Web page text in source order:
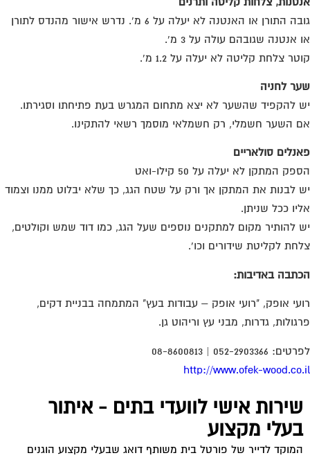
גובה התורן או האנטנה לא יעלה על 6 מ'. נדרש אישור מהנדס לתורן
אנטנה שגובהם עולה על 3 מ'.
צלחת קליטה לא יעלה על 1.2 מ'.
לחניה
להקפיד שהשער לא יצא מתחום המגרש בעת פתיחתו וסגירתו.
השער חשמלי, רק חשמלאי מוסמך רשאי להתקינו.
סולאריים
המתקן לא יעלה על 50 קילו-ואט
לבנות את המתקן אך ורק על שטח הגג, כך שלא יבלוט ממנו וצמוד
ככל שניתן.
להותיר מקום למתקנים נוספים שעל הגג, כמו דוד שמש וקולטים,
לקליטת שידורים וכו'.
באדיבות:
אופק, "רועי אופק – עבודות בעץ" המתמחה בבניית דקים,
גדרות, מבני עץ וריהוט גן.
052-2903366 | 08-8600813
http://www.ofek-
שירות אישי לוועדי בתים - איתור
בעלי מקצוע
המוקד לדייר של פורטל בית משותף דואג שבעלי מקצוע הוגנים